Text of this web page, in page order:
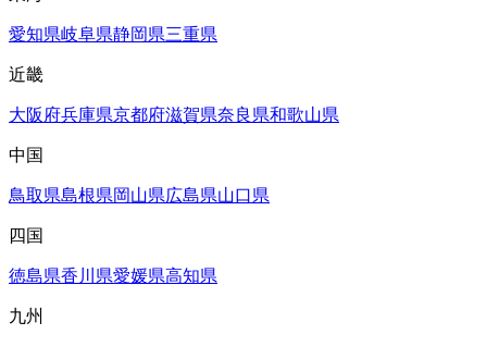
愛知県岐阜県静岡県三重県
近畿
大阪府兵庫県京都府滋賀県奈良県和歌山県
中国
鳥取県島根県岡山県広島県山口県
四国
徳島県香川県愛媛県高知県
九州